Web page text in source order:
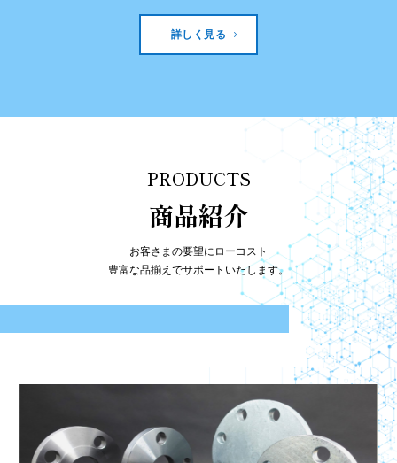
詳しく見る
PRODUCTS
商品紹介
お客さまの要望にローコスト
豊富な品揃えでサポートいたします。